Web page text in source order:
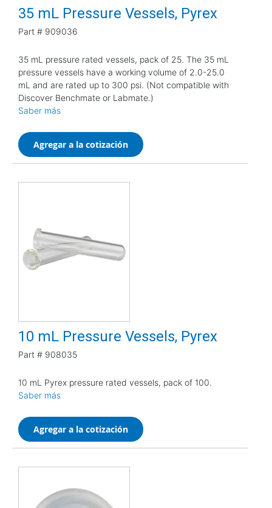
35 mL Pressure Vessels, Pyrex
Part # 909036
35 mL pressure rated vessels, pack of 25. The 35 mL
pressure vessels have a working volume of 2.0-25.0
mL and are rated up to 300 psi. (Not compatible with
Discover Benchmate or Labmate.)
Saber más
Agregar a la cotización
10 mL Pressure Vessels, Pyrex
Part # 908035
10 mL Pyrex pressure rated vessels, pack of 100.
Saber más
Agregar a la cotización